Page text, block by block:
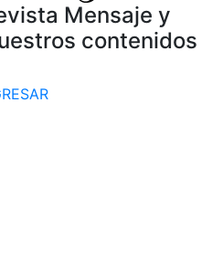
Mensaje y
contenidos